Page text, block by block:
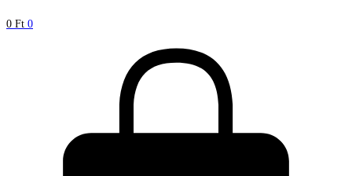
0 Ft 0